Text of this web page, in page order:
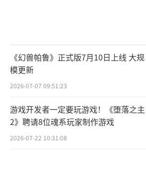
《幻兽帕鲁》正式版7月10日上线 大规
模更新
2026-07-07 09:51:23
游戏开发者一定要玩游戏！《堕落之主
2》聘请8位魂系玩家制作游戏
2026-07-22 10:31:08